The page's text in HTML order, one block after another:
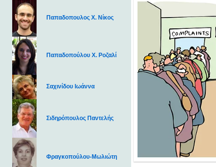
Παπαδοπουλος Χ. Νίκος
Παπαδοπούλου Χ. Ροζαλί
Σαχινίδου Ιωάννα
Σιδηρόπουλος Παντελής
Φραγκοπούλου-Μωλιώτη